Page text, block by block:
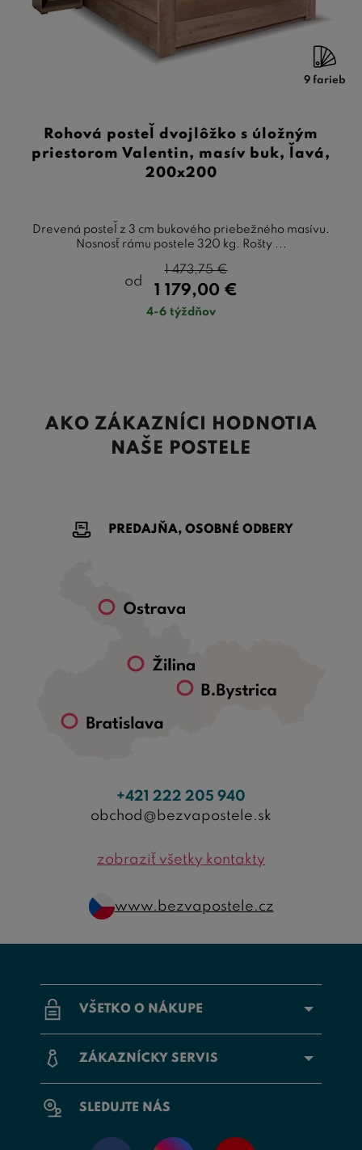
9 farieb
Rohová posteľ dvojlôžko s úložným
priestorom Valentin, masív buk, ľavá,
200x200
Drevená posteľ z 3 cm bukového priebežného masívu.
Nosnosť rámu postele 320 kg. Rošty ...
od
1 179,00 €
1 473,75€
4-6 týždňov
AKO ZÁKAZNÍCI HODNOTIA
NAŠE POSTELE
VŠETKO O NÁKUPE
ZÁKAZNÍCKY SERVIS
SLEDUJTE NÁS
PREDAJŇA, OSOBNÉ ODBERY
+421 222 205 940
obchod@bezvapostele.sk
zobraziť všetky kontakty
www.bezvapostele.cz